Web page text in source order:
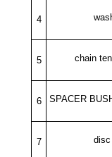
4
5
chain
6
SPACER
7
disc